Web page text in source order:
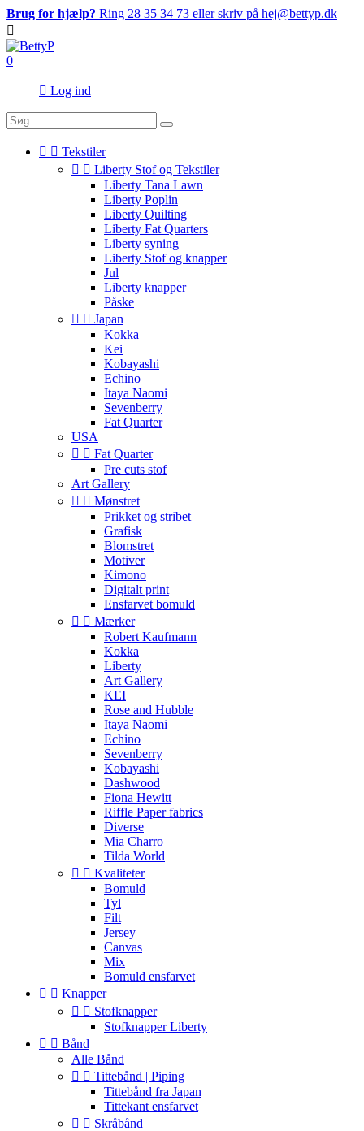
Brug for hjælp? Ring 28 35 34 73 eller skriv på hej@bettyp.dk

0
 Log ind
  Tekstiler
  Liberty Stof og Tekstiler
Liberty Tana Lawn
Liberty Poplin
Liberty Quilting
Liberty Fat Quarters
Liberty syning
Liberty Stof og knapper
Jul
Liberty knapper
Påske
  Japan
Kokka
Kei
Kobayashi
Echino
Itaya Naomi
Sevenberry
Fat Quarter
USA
  Fat Quarter
Pre cuts stof
Art Gallery
  Mønstret
Prikket og stribet
Grafisk
Blomstret
Motiver
Kimono
Digitalt print
Ensfarvet bomuld
  Mærker
Robert Kaufmann
Kokka
Liberty
Art Gallery
KEI
Rose and Hubble
Itaya Naomi
Echino
Sevenberry
Kobayashi
Dashwood
Fiona Hewitt
Riffle Paper fabrics
Diverse
Mia Charro
Tilda World
  Kvaliteter
Bomuld
Tyl
Filt
Jersey
Canvas
Mix
Bomuld ensfarvet
  Knapper
  Stofknapper
Stofknapper Liberty
  Bånd
Alle Bånd
  Tittebånd | Piping
Tittebånd fra Japan
Tittekant ensfarvet
  Skråbånd